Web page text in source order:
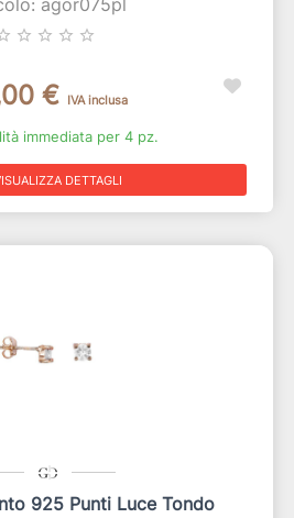
star_border star_border star_border star_border
€ IVA inclusa
immediata per 4 pz.
DETTAGLI
925 Punti Luce Tondo